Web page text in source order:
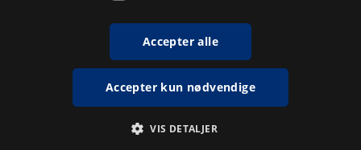
Accepter alle
Accepter kun nødvendige
VIS DETALJER